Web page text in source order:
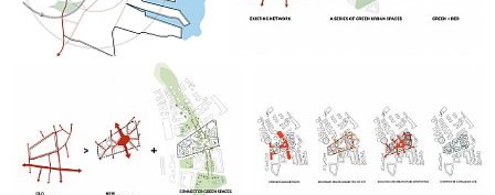
som tiltrekker og beholder studenter, innovative bedrifter
og innbyggere i et by- og kunnskapssamfunn som bidrar til
å flytte Horsens fra en klassisk provinsby til en bevisst og
bærekraftig kunnskapsby.